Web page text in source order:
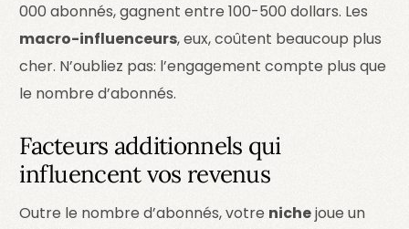
000 abonnés, gagnent entre 100-500 dollars. Les
macro-influenceurs, eux, coûtent beaucoup plus
cher. N’oubliez pas: l’engagement compte plus que
le nombre d’abonnés.
Facteurs additionnels qui
influencent vos revenus
Outre le nombre d’abonnés, votre nichejoue un